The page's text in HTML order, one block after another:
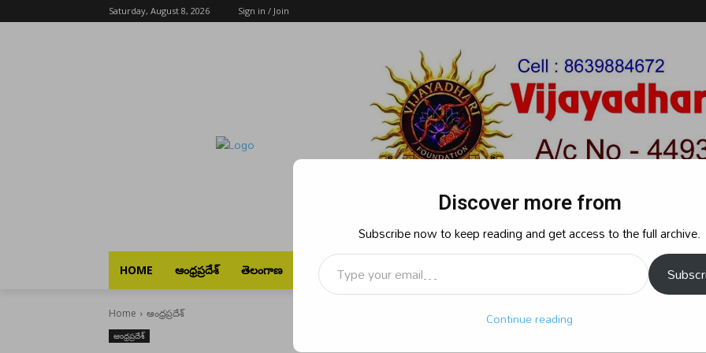
Saturday, August 8, 2026 Sign in / Join
HOME ఆంధ్రప్రదేశ్ తెలంగాణ భారత్ రాజకీయం క్రైమ్ బిజినెస్
Home ఆంధ్రప్రదేశ్
ఆంధ్రప్రదేశ్
Discover more from
Subscribe now to keep reading and get access to the full archive.
Type your email…
Continue reading